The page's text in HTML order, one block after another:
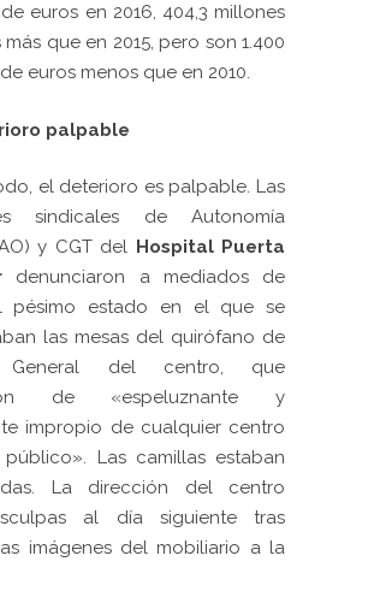
euros en 2016, 404,3 millones
que en 2015, pero son 1.400
euros menos que en 2010.
palpable
el deterioro es palpable. Las
sindicales de Autonomía
y CGT del Hospital Puerta
denunciaron a mediados de
pésimo estado en el que se
las mesas del quirófano de
General del centro, que
de «espeluznante y
impropio de cualquier centro
público». Las camillas estaban
La dirección del centro
al día siguiente tras
imágenes del mobiliario a la